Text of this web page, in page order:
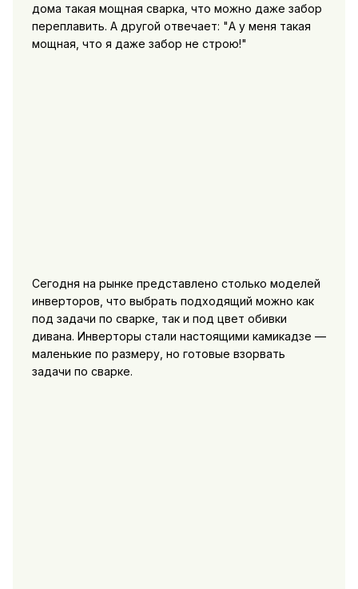
дома такая мощная сварка, что можно даже забор
переплавить. А другой отвечает: "А у меня такая
мощная, что я даже забор не строю!"
Сегодня на рынке представлено столько моделей
инверторов, что выбрать подходящий можно как
под задачи по сварке, так и под цвет обивки
дивана. Инверторы стали настоящими камикадзе —
маленькие по размеру, но готовые взорвать
задачи по сварке.